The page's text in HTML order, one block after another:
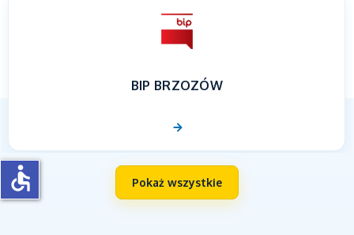
BIP BRZOZÓW
Pokaż wszystkie
accessible